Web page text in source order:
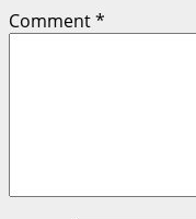
Comment*